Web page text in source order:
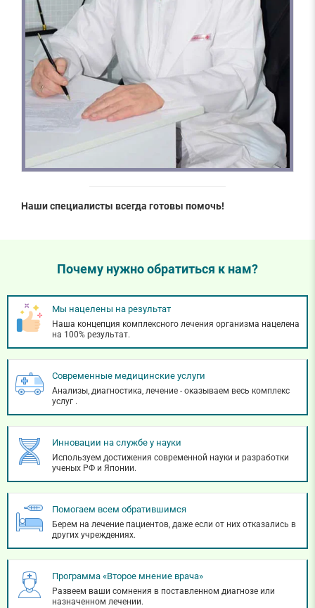
Наши специалисты всегда готовы помочь!
Почему нужно обратиться к нам?
Мы нацелены на результат
Наша концепция комплексного лечения организма нацелена
на 100% результат.
Современные медицинские услуги
Анализы, диагностика, лечение - оказываем весь комплекс
услуг .
Инновации на службе у науки
Используем достижения современной науки и разработки
ученых РФ и Японии.
Помогаем всем обратившимся
Берем на лечение пациентов, даже если от них отказались в
других учреждениях.
Программа «Второе мнение врача»
Развеем ваши сомнения в поставленном диагнозе или
назначенном лечении.